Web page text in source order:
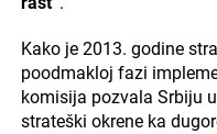
Kako je 2013. godine
poodmakloj fazi
komisija pozvala Srbiju
strateški okrene ka